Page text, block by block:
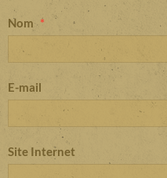
Nom
E-mail
Site Internet